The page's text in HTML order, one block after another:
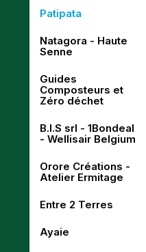
Patipata
Natagora - Haute
Senne
Guides
Composteurs et
Zéro déchet
B.I.S srl - 1Bondeal
- Wellisair Belgium
Orore Créations -
Atelier Ermitage
Entre 2 Terres
Ayaie